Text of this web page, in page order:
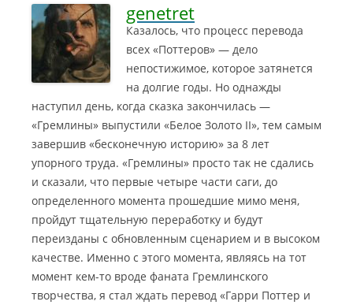
genetret
Казалось, что процесс перевода
всех «Поттеров» — дело
непостижимое, которое затянется
на долгие годы. Но однажды
наступил день, когда сказка закончилась —
«Гремлины» выпустили «Белое Золото II», тем самым
завершив «бесконечную историю» за 8 лет
упорного труда. «Гремлины» просто так не сдались
и сказали, что первые четыре части саги, до
определенного момента прошедшие мимо меня,
пройдут тщательную переработку и будут
переизданы с обновленным сценарием и в высоком
качестве. Именно с этого момента, являясь на тот
момент кем-то вроде фаната Гремлинского
творчества, я стал ждать перевод «Гарри Поттер и